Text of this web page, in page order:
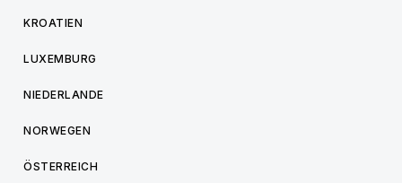
KROATIEN
LUXEMBURG
NIEDERLANDE
NORWEGEN
ÖSTERREICH